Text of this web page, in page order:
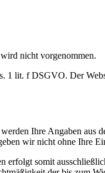
nicht vorgenommen.
lit. f DSGVO. Der
Ihre Angaben
wir nicht ohne Ihre
erfolgt somit